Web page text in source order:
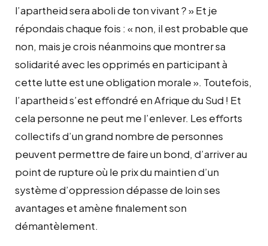
l’apartheid sera aboli de ton vivant ? » Et je
répondais chaque fois : « non, il est probable que
non, mais je crois néanmoins que montrer sa
solidarité avec les opprimés en participant à
cette lutte est une obligation morale ». Toutefois,
l’apartheid s’est effondré en Afrique du Sud ! Et
cela personne ne peut me l’enlever. Les efforts
collectifs d’un grand nombre de personnes
peuvent permettre de faire un bond, d’arriver au
point de rupture où le prix du maintien d’un
système d’oppression dépasse de loin ses
avantages et amène finalement son
démantèlement.